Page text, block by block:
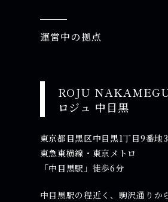
運営中の拠点
ROJU
ロジュ 中⽬黒
東京都⽬黒区中⽬黒1丁⽬9番地
東急東横線・東京メトロ
「中⽬黒駅」徒歩6分
中目黒駅の程近く、駒沢通りか